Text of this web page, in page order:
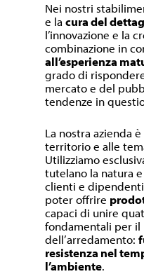
Nei nostri
e lacura del
l’innovazione e la
combinazione in
all’esperienza
grado di
mercato e del
tendenze in
La nostra azienda
territorio e alle
Utilizziamo
tutelano la natura
clienti e
poter offrire
capaci di unire
fondamentali per il
dell’arredamento:
resistenza nel
l’ambiente.